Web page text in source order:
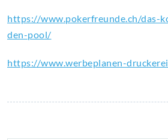
https://www.pokerfreunde.ch/das-
den-pool/
https://www.werbeplanen-